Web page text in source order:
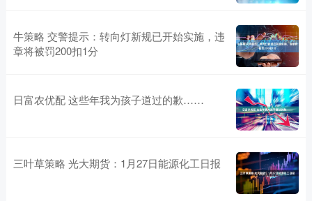
牛策略 交警提示：转向灯新规已开始实施，违
章将被罚200扣1分
日富农优配 这些年我为孩子道过的歉……
三叶草策略 光大期货：1月27日能源化工日报